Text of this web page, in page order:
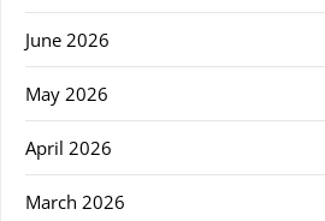
June 2026
May 2026
April 2026
March 2026